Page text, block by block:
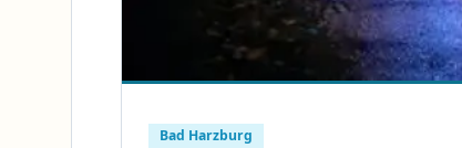
Bad Harzburg